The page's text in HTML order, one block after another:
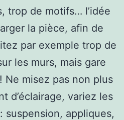
trop de motifs… l’idée
la pièce, afin de
par exemple trop de
les murs, mais gare
Ne misez pas non plus
d’éclairage, variez les
suspension, appliques,